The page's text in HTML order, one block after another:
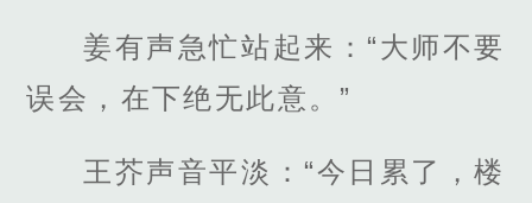
姜有声急忙站起来：“大师不要
误会，在下绝无此意。”
王芥声音平淡：“今日累了，楼